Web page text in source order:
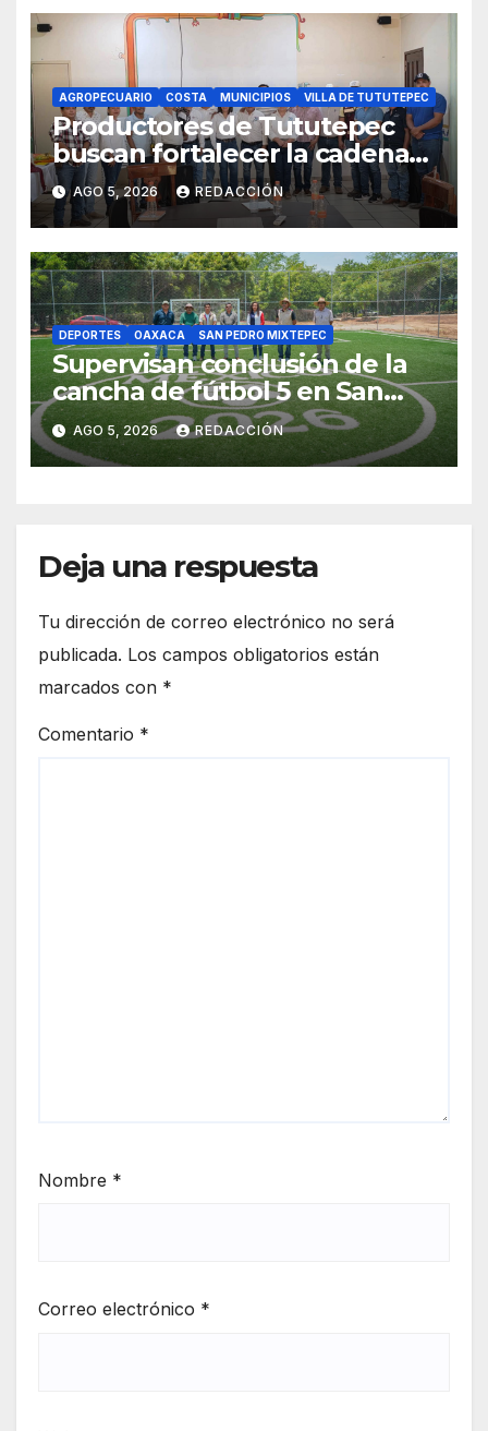
AGROPECUARIO COSTA MUNICIPIOS VILLA DE TUTUTEPEC
Productores de Tututepec
buscan fortalecer la cadena
láctea regional
AGO 5, 2026 REDACCIÓN
DEPORTES OAXACA SAN PEDRO MIXTEPEC
Supervisan conclusión de la
cancha de fútbol 5 en San
Andrés Copala, Mixtepec
AGO 5, 2026 REDACCIÓN
Deja una respuesta
Tu dirección de correo electrónico no será
publicada. Los campos obligatorios están
marcados con *
Comentario *
Nombre *
Correo electrónico *